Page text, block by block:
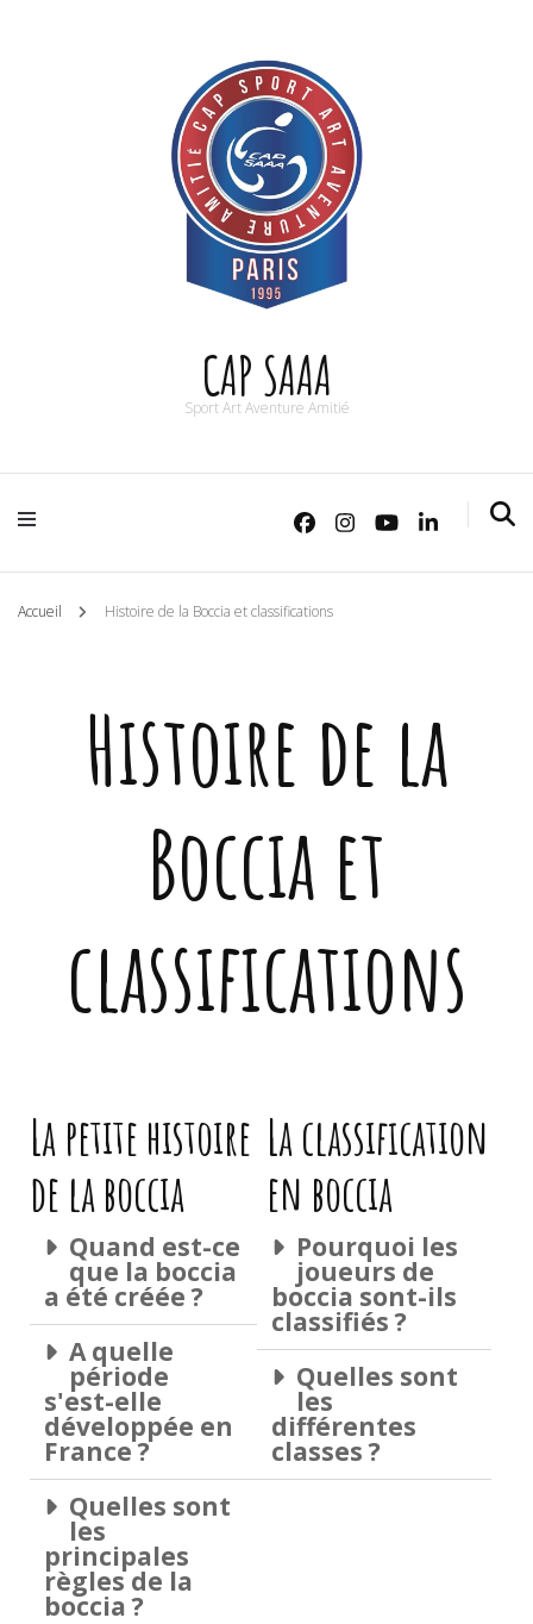
CAP SAAA
Sport Art Aventure Amitié
Accueil Histoire de la Boccia et classifications
Histoire de la
Boccia et
classifications
La petite histoire
de la boccia
La classification
en boccia
Quand est-ce
que la boccia
a été créée ?
A quelle
période
s'est-elle
développée en
France ?
Quelles sont
les
principales
règles de la
boccia ?
Pourquoi les
joueurs de
boccia sont-ils
classifiés ?
Quelles sont
les
différentes
classes ?